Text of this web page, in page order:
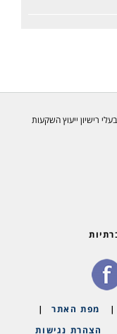
בעלי רישיון ייעוץ השקעות
מפת האתר
|
הצהרת נגישות